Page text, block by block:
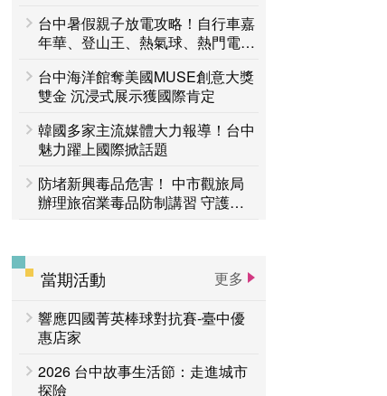
主題遊程
台中国家歌剧院
台中暑假親子放電攻略！自行車嘉
年華、登山王、熱氣球、熱門電影
台中海洋館奪美國MUSE創意大獎
雙金 沉浸式展示獲國際肯定
韓國多家主流媒體大力報導！台中
魅力躍上國際掀話題
防堵新興毒品危害！ 中市觀旅局
辦理旅宿業毒品防制講習 守護旅
客安全
當期活動
更多
響應四國菁英棒球對抗賽-臺中優
惠店家
2026 台中故事生活節：走進城市
探險